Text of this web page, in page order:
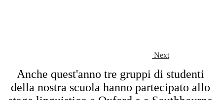
Next
Anche quest'anno tre gruppi di studenti
della nostra scuola hanno partecipato allo